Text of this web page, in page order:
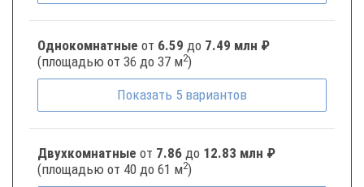
Однокомнатные от 6.59 до 7.49 млн ₽
(площадью от 36 до 37 м2)
Показать 5 вариантов
Двухкомнатные от 7.86 до 12.83 млн ₽
(площадью от 40 до 61 м2)